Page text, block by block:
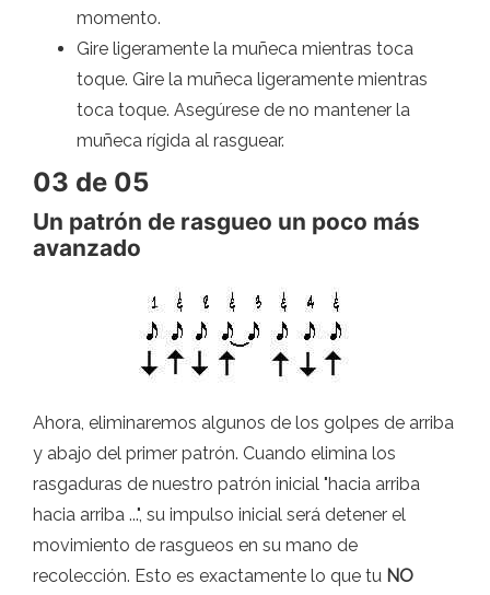
momento.
Gire ligeramente la muñeca mientras toca
toque. Gire la muñeca ligeramente mientras
toca toque. Asegúrese de no mantener la
muñeca rígida al rasguear.
03 de 05
Un patrón de rasgueo un poco más
avanzado
Ahora, eliminaremos algunos de los golpes de arriba
y abajo del primer patrón. Cuando elimina los
rasgaduras de nuestro patrón inicial "hacia arriba
hacia arriba ...", su impulso inicial será detener el
movimiento de rasgueos en su mano de
recolección. Esto es exactamente lo que tu NO